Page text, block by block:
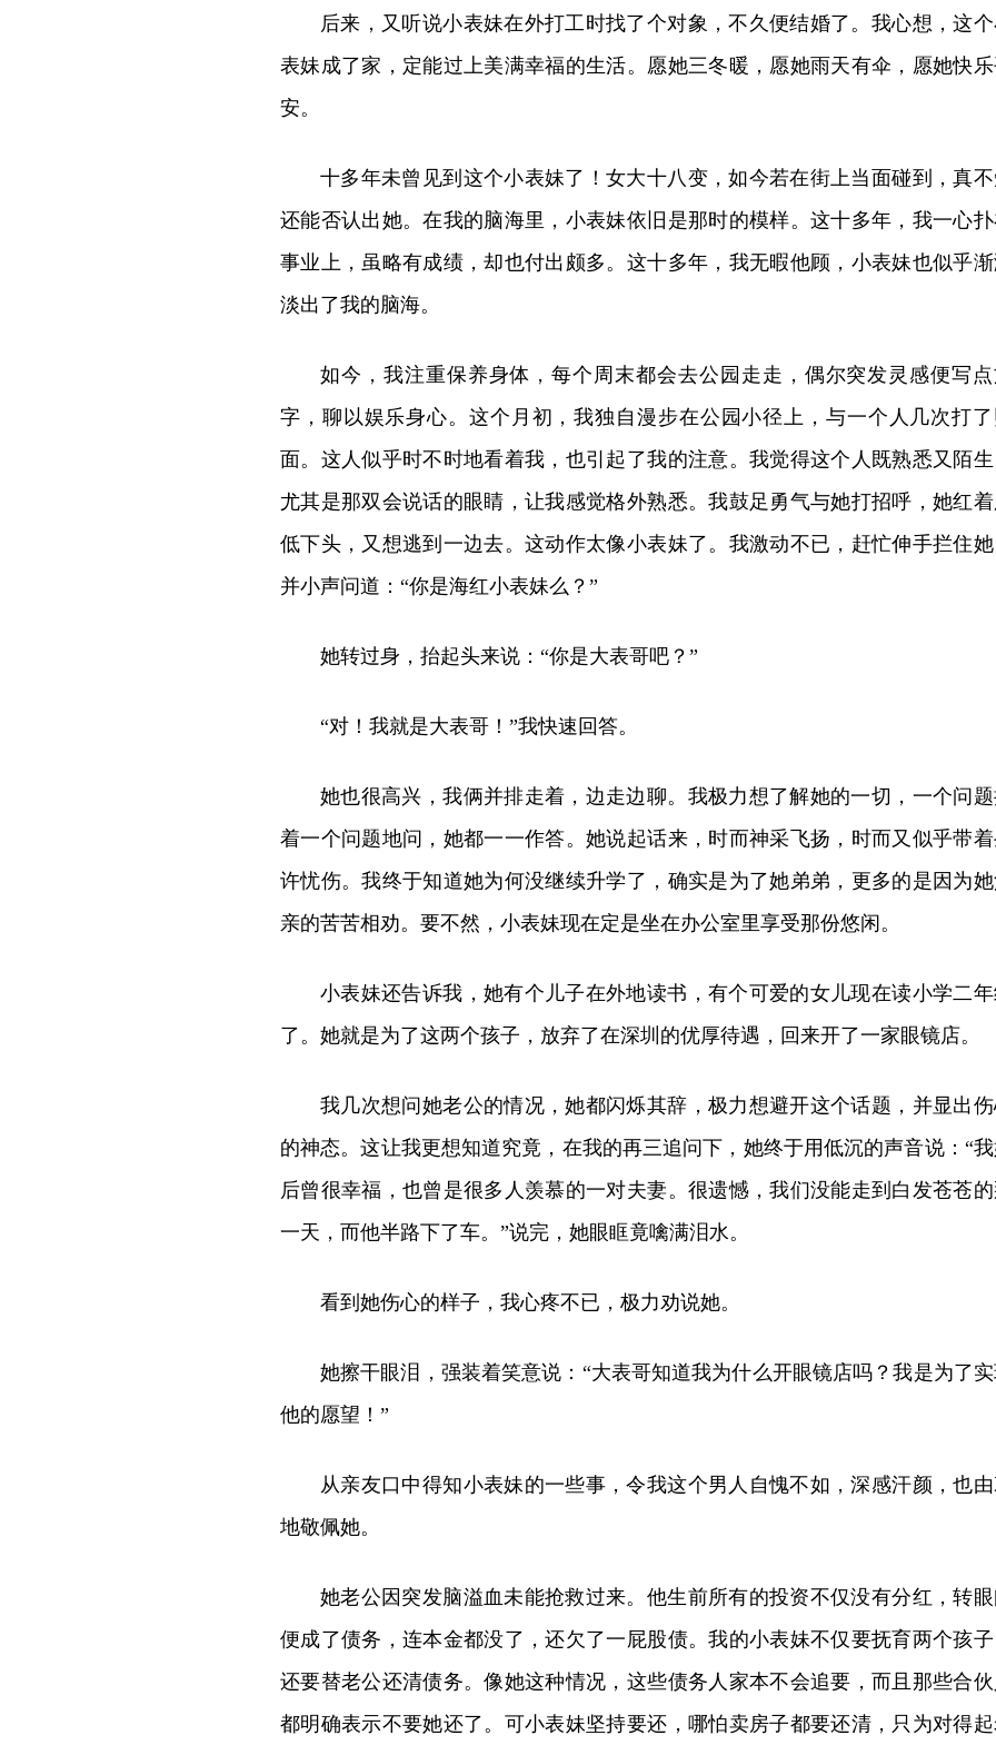
后来，又听说小表妹在外打工时找了个对象，不久便结婚了。我心想，这
表妹成了家，定能过上美满幸福的生活。愿她三冬暖，愿她雨天有伞，愿她快
安。
十多年未曾见到这个小表妹了！女大十八变，如今若在街上当面碰到，真
还能否认出她。在我的脑海里，小表妹依旧是那时的模样。这十多年，我一心
事业上，虽略有成绩，却也付出颇多。这十多年，我无暇他顾，小表妹也似乎
淡出了我的脑海。
如今，我注重保养身体，每个周末都会去公园走走，偶尔突发灵感便写点
字，聊以娱乐身心。这个月初，我独自漫步在公园小径上，与一个人几次打了
面。这人似乎时不时地看着我，也引起了我的注意。我觉得这个人既熟悉又陌生
尤其是那双会说话的眼睛，让我感觉格外熟悉。我鼓足勇气与她打招呼，她红
低下头，又想逃到一边去。这动作太像小表妹了。我激动不已，赶忙伸手拦住她
并小声问道：“你是海红小表妹么？”
她转过身，抬起头来说：“你是大表哥吧？”
“对！我就是大表哥！”我快速回答。
她也很高兴，我俩并排走着，边走边聊。我极力想了解她的一切，一个问
着一个问题地问，她都一一作答。她说起话来，时而神采飞扬，时而又似乎带
许忧伤。我终于知道她为何没继续升学了，确实是为了她弟弟，更多的是因为
亲的苦苦相劝。要不然，小表妹现在定是坐在办公室里享受那份悠闲。
小表妹还告诉我，她有个儿子在外地读书，有个可爱的女儿现在读小学二
了。她就是为了这两个孩子，放弃了在深圳的优厚待遇，回来开了一家眼镜店。
我几次想问她老公的情况，她都闪烁其辞，极力想避开这个话题，并显出
的神态。这让我更想知道究竟，在我的再三追问下，她终于用低沉的声音说：“
后曾很幸福，也曾是很多人羡慕的一对夫妻。很遗憾，我们没能走到白发苍苍
一天，而他半路下了车。”说完，她眼眶竟噙满泪水。
看到她伤心的样子，我心疼不已，极力劝说她。
她擦干眼泪，强装着笑意说：“大表哥知道我为什么开眼镜店吗？我是为了
他的愿望！”
从亲友口中得知小表妹的一些事，令我这个男人自愧不如，深感汗颜，也
地敬佩她。
她老公因突发脑溢血未能抢救过来。他生前所有的投资不仅没有分红，转眼
便成了债务，连本金都没了，还欠了一屁股债。我的小表妹不仅要抚育两个孩子
还要替老公还清债务。像她这种情况，这些债务人家本不会追要，而且那些合伙
都明确表示不要她还了。可小表妹坚持要还，哪怕卖房子都要还清，只为对得